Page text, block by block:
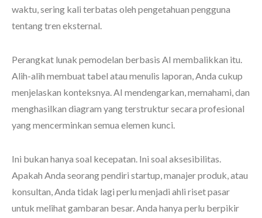
waktu, sering kali terbatas oleh pengetahuan pengguna
tentang tren eksternal.
Perangkat lunak pemodelan berbasis AI membalikkan itu.
Alih-alih membuat tabel atau menulis laporan, Anda cukup
menjelaskan konteksnya. AI mendengarkan, memahami, dan
menghasilkan diagram yang terstruktur secara profesional
yang mencerminkan semua elemen kunci.
Ini bukan hanya soal kecepatan. Ini soal aksesibilitas.
Apakah Anda seorang pendiri startup, manajer produk, atau
konsultan, Anda tidak lagi perlu menjadi ahli riset pasar
untuk melihat gambaran besar. Anda hanya perlu berpikir